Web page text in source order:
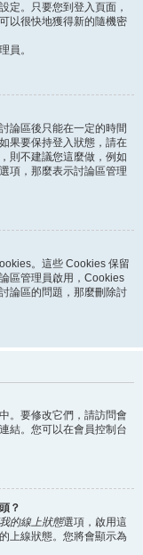
定。只要您到登入頁面，
以很快地獲得新的隨機密
員。
論區後只能在一定的時間
果要保持登入狀態，請在
則不建議您這麼做，例如
項，那麼表示討論區管理
。這些 Cookies 保留
區管理員啟用，Cookies
論區的問題，那麼刪除討
。要修改它們，請訪問會
結。您可以在會員控制台
？
的線上狀態選項，啟用這
上線狀態。您將會顯示為